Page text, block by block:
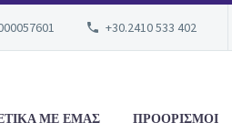
+30.2410 533 402
ΜΕ ΕΜΑΣ ΠΡΟΟΡΙΣΜΟΙ